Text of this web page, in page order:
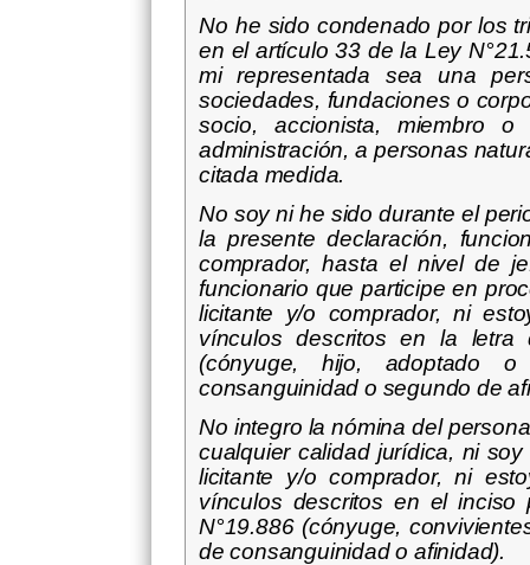
No he sido condenado por los
en el artículo 33 de la Ley
mi representada sea una
sociedades, fundaciones o
socio, accionista, miembro
administración, a personas
citada medida.
No soy ni he sido durante el
la presente declaración,
comprador, hasta el nivel de
funcionario que participe en
licitante y/o comprador, ni
vínculos descritos en la
(cónyuge, hijo, adoptado
consanguinidad o segundo de
No integro la nómina del
cualquier calidad jurídica, ni
licitante y/o comprador, ni
vínculos descritos en el
N°19.886 (cónyuge,
de consanguinidad o afinidad).